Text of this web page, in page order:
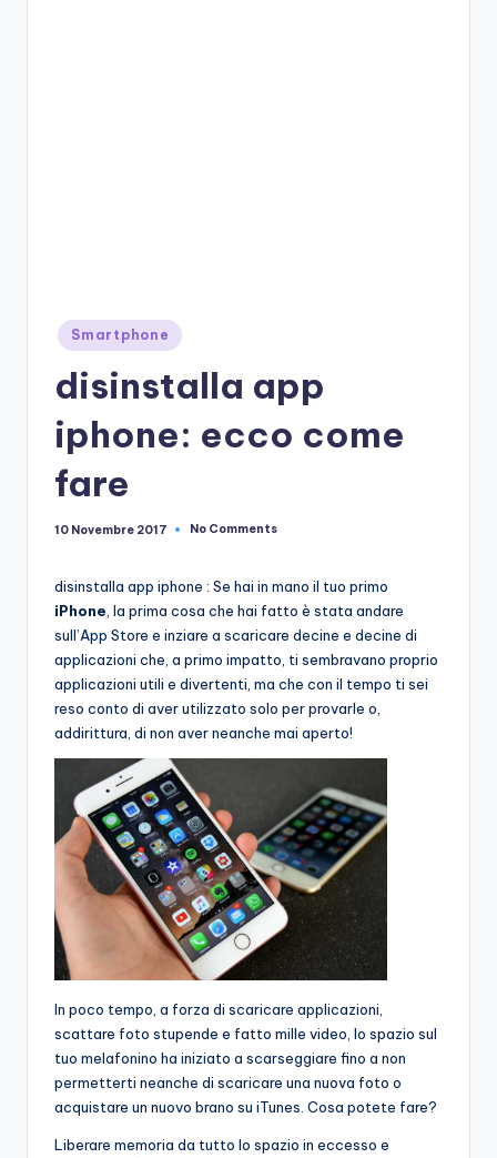
Posted
in
Smartphone
disinstalla app
iphone: ecco come
fare
10 Novembre 2017 No Comments
disinstalla app iphone : Se hai in mano il tuo primo
iPhone , la prima cosa che hai fatto è stata andare
sull’App Store e inziare a scaricare decine e decine di
applicazioni che, a primo impatto, ti sembravano proprio
applicazioni utili e divertenti, ma che con il tempo ti sei
reso conto di aver utilizzato solo per provarle o,
addirittura, di non aver neanche mai aperto!
In poco tempo, a forza di scaricare applicazioni,
scattare foto stupende e fatto mille video, lo spazio sul
tuo melafonino ha iniziato a scarseggiare fino a non
permetterti neanche di scaricare una nuova foto o
acquistare un nuovo brano su iTunes. Cosa potete fare?
Liberare memoria da tutto lo spazio in eccesso e